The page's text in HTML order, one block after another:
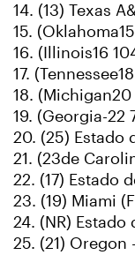
14. (13) Texas
15. (Oklahoma15
16. (Illinois16
17.
18. (Michigan20
19. (Georgia-22
20. (25) Estado
21. (23de
22. (17) Estado
23. (19) Miami
24. (NR) Estado
25. (21) Oregon -